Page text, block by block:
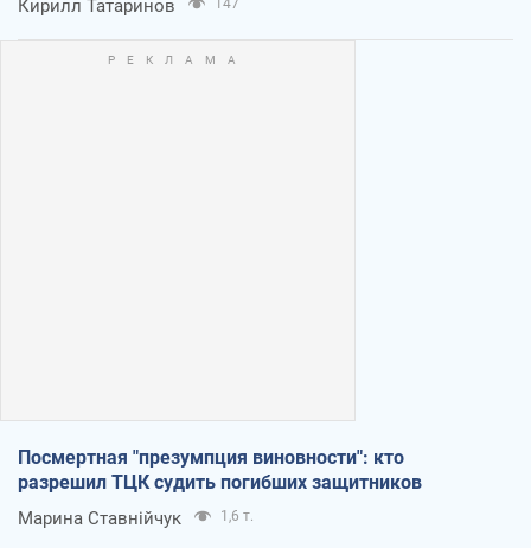
Кирилл Татаринов
Посмертная "презумпция виновности": кто
разрешил ТЦК судить погибших защитников
Марина Ставнійчук 1,6 т.